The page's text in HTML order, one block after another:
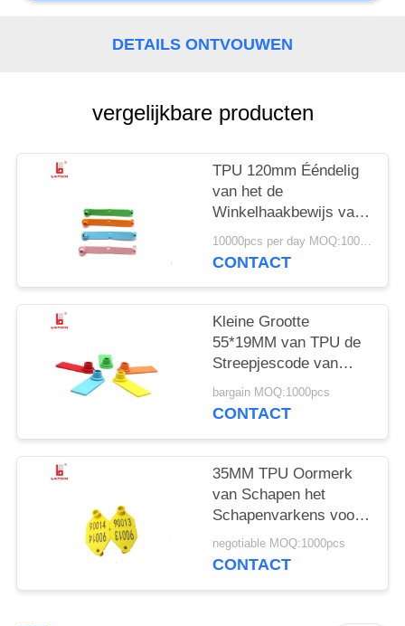
SITEMAP
PRIVACY
DETAILS ONTVOUWEN
vergelijkbare producten
TPU 120mm Ééndelig
van het de
Winkelhaakbewijs van
Schapenoormerken de
Laseraantal/
10000pcs per day MOQ:1000pcs
CONTACT
Kleine Grootte
55*19MM van TPU de
Streepjescode van
Schapenoormerken
voor Landbouwbedrijf
bargain MOQ:1000pcs
CONTACT
35MM TPU Oormerk
van Schapen het
Schapenvarkens voor
Goederenmanagement
negotiable MOQ:1000pcs
CONTACT